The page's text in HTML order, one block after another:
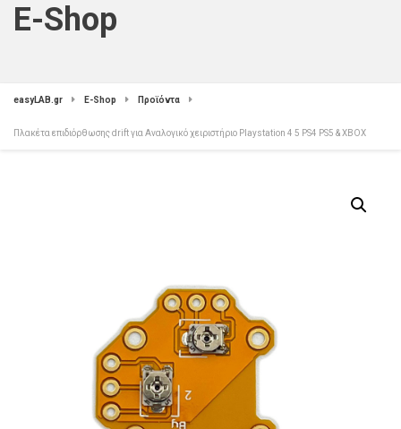
E-Shop
easyLAB.gr E-Shop Προϊόντα
Πλακέτα επιδιόρθωσης drift για Αναλογικό χειριστήριο Playstation 4 5 PS4 PS5 & XBOX